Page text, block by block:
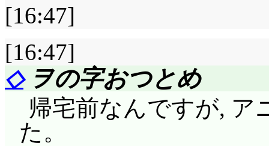
[16:47]
[16:47]
◇ヲの字おつとめ
帰宅前なんですが, ア
た。